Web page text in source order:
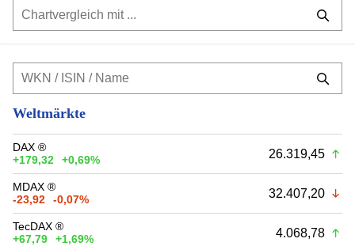
Weltmärkte
DAX ®
+179,32
+0,69% 26.319,45
MDAX ®
-23,92
-0,07% 32.407,20
TecDAX ®
+67,79
+1,69% 4.068,78